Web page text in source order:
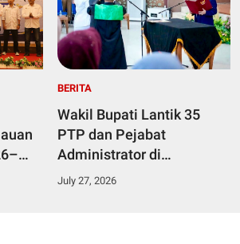
BERITA
Wakil Bupati Lantik 35
PTP dan Pejabat
Administrator di
Lingkungan Pemkab
July 27, 2026